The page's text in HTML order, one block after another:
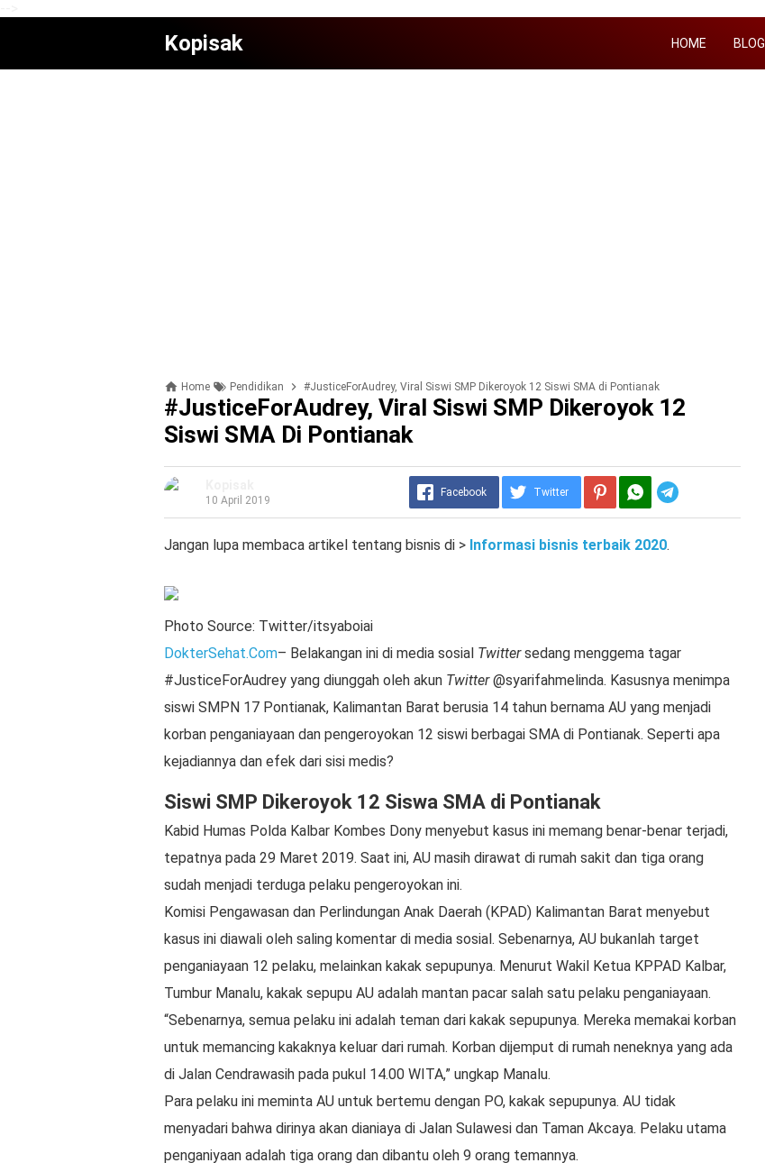
Kopisak HOME BLOG
Home Pendidikan #JusticeForAudrey, Viral Siswi SMP Dikeroyok 12 Siswi SMA di Pontianak
#JusticeForAudrey, Viral Siswi SMP Dikeroyok 12
Siswi SMA Di Pontianak
10 April 2019
Facebook Twitter
Jangan lupa membaca artikel tentang bisnis di > Informasi bisnis terbaik 2020.
Photo Source: Twitter/itsyaboiai
DokterSehat.Com– Belakangan ini di media sosial Twittersedang menggema tagar
#JusticeForAudrey yang diunggah oleh akun Twitter@syarifahmelinda. Kasusnya menimpa
siswi SMPN 17 Pontianak, Kalimantan Barat berusia 14 tahun bernama AU yang menjadi
korban penganiayaan dan pengeroyokan 12 siswi berbagai SMA di Pontianak. Seperti apa
kejadiannya dan efek dari sisi medis?
Siswi SMP Dikeroyok 12 Siswa SMA di Pontianak
Kabid Humas Polda Kalbar Kombes Dony menyebut kasus ini memang benar-benar terjadi,
tepatnya pada 29 Maret 2019. Saat ini, AU masih dirawat di rumah sakit dan tiga orang
sudah menjadi terduga pelaku pengeroyokan ini.
Komisi Pengawasan dan Perlindungan Anak Daerah (KPAD) Kalimantan Barat menyebut
kasus ini diawali oleh saling komentar di media sosial. Sebenarnya, AU bukanlah target
penganiayaan 12 pelaku, melainkan kakak sepupunya. Menurut Wakil Ketua KPPAD Kalbar,
Tumbur Manalu, kakak sepupu AU adalah mantan pacar salah satu pelaku penganiayaan.
“Sebenarnya, semua pelaku ini adalah teman dari kakak sepupunya. Mereka memakai korban
untuk memancing kakaknya keluar dari rumah. Korban dijemput di rumah neneknya yang ada
di Jalan Cendrawasih pada pukul 14.00 WITA,” ungkap Manalu.
Para pelaku ini meminta AU untuk bertemu dengan PO, kakak sepupunya. AU tidak
menyadari bahwa dirinya akan dianiaya di Jalan Sulawesi dan Taman Akcaya. Pelaku utama
penganiyaan adalah tiga orang dan dibantu oleh 9 orang temannya.